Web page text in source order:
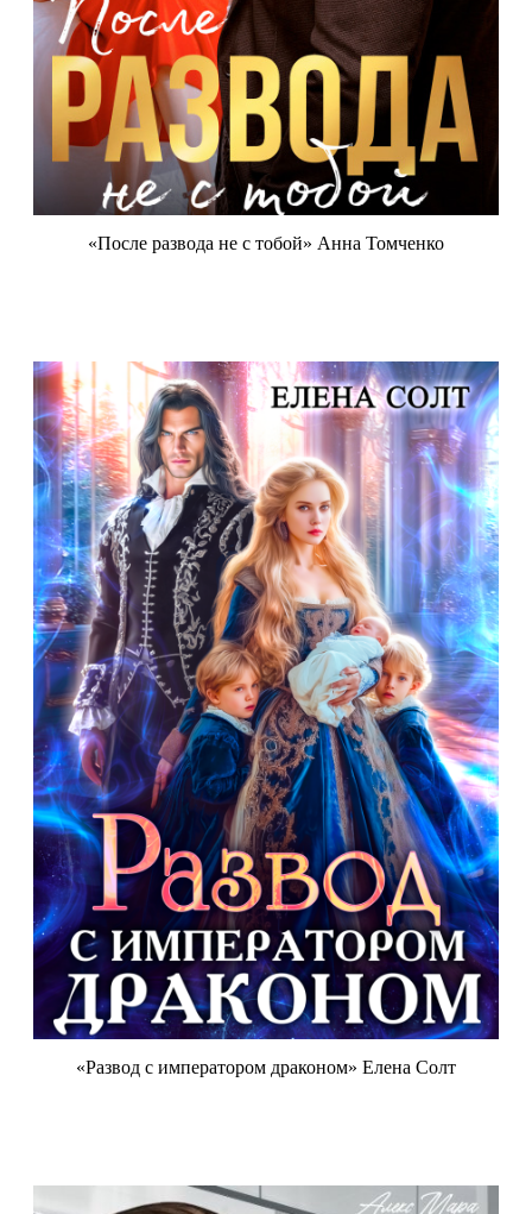
«После развода не с тобой» Анна Томченко
«Развод с императором драконом» Елена Солт